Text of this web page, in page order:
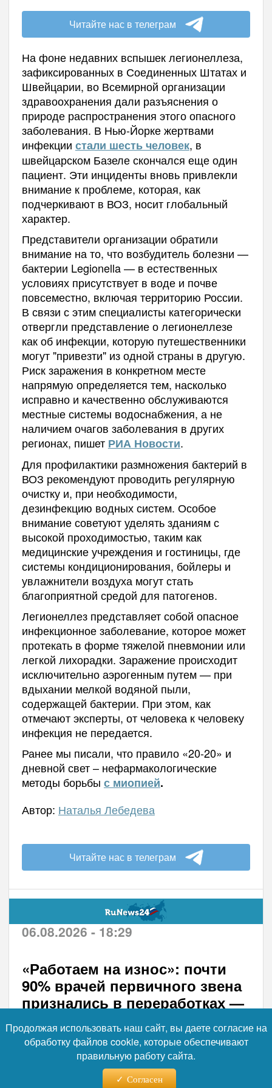
Читайте нас в телеграм
На фоне недавних вспышек легионеллеза,
зафиксированных в Соединенных Штатах и
Швейцарии, во Всемирной организации
здравоохранения дали разъяснения о
природе распространения этого опасного
заболевания. В Нью-Йорке жертвами
инфекции стали шесть человек, в
швейцарском Базеле скончался еще один
пациент. Эти инциденты вновь привлекли
внимание к проблеме, которая, как
подчеркивают в ВОЗ, носит глобальный
характер.
Представители организации обратили
внимание на то, что возбудитель болезни —
бактерии Legionella — в естественных
условиях присутствует в воде и почве
повсеместно, включая территорию России.
В связи с этим специалисты категорически
отвергли представление о легионеллезе
как об инфекции, которую путешественники
могут "привезти" из одной страны в другую.
Риск заражения в конкретном месте
напрямую определяется тем, насколько
исправно и качественно обслуживаются
местные системы водоснабжения, а не
наличием очагов заболевания в других
регионах, пишет РИА Новости.
Для профилактики размножения бактерий в
ВОЗ рекомендуют проводить регулярную
очистку и, при необходимости,
дезинфекцию водных систем. Особое
внимание советуют уделять зданиям с
высокой проходимостью, таким как
медицинские учреждения и гостиницы, где
системы кондиционирования, бойлеры и
увлажнители воздуха могут стать
благоприятной средой для патогенов.
Легионеллез представляет собой опасное
инфекционное заболевание, которое может
протекать в форме тяжелой пневмонии или
легкой лихорадки. Заражение происходит
исключительно аэрогенным путем — при
вдыхании мелкой водяной пыли,
содержащей бактерии. При этом, как
отмечают эксперты, от человека к человеку
инфекция не передается.
Ранее мы писали, что правило «20-20» и
дневной свет – нефармакологические
методы борьбы с миопией.
Автор: Наталья Лебедева
Читайте нас в телеграм
06.08.2026 - 18:29
«Работаем на износ»: почти
90% врачей первичного звена
признались в переработках —
62% спасаются только так
Подавляющее большинство врачей
первичного звена работают сверхурочно —
об этом заявили 89% опрошенных
Продолжая использовать наш сайт, вы даете согласие на
обработку файлов cookie, которые обеспечивают
правильную работу сайта.
Согласен